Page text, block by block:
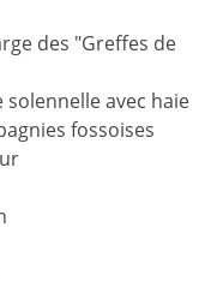
des "Greffes de
solennelle avec haie
fossoises